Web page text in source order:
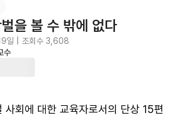
을 볼 수 밖에 없다
일 | 조회수 3,608
수
사회에 대한 교육자로서의 단상 15편